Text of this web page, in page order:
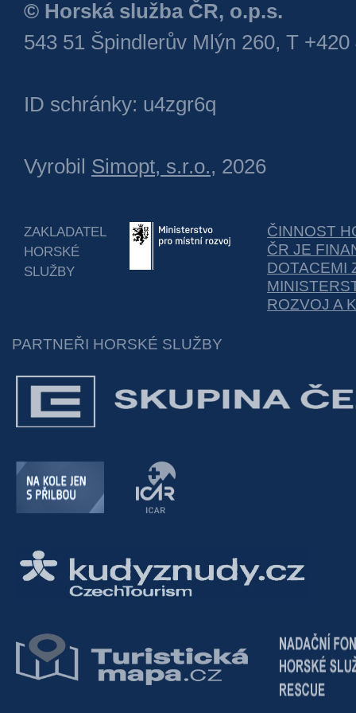
© Horská služba ČR, o.p.s.
543 51 Špindlerův Mlýn 260, T +420
ID schránky: u4zgr6q
Vyrobil Simopt, s.r.o., 2026
ZAKLADATEL
HORSKÉ
SLUŽBY
ČINNOST
ČR JE
DOTACEMI
ROZVOJ A
PARTNEŘI HORSKÉ SLUŽBY